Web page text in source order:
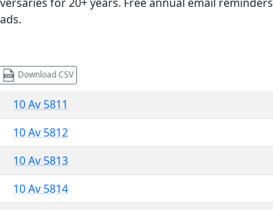
Download CSV
10 Av 5811
10 Av 5812
10 Av 5813
10 Av 5814